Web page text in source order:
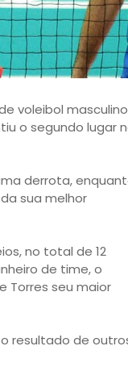
voleibol
o segundo lugar
derrota,
sua melhor
no total de 12
de time, o
Torres seu maior
resultado de